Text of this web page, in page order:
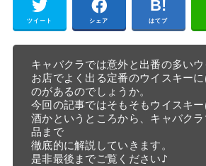
ツイート シェア はてブ
キャバクラでは意外と出番の多いウ
お店でよく出る定番のウイスキー
のがあるのでしょうか。
今回の記事ではそもそもウイスキ
酒かというところから、キャバク
品まで
徹底的に解説していきます。
是非最後までご覧ください♪